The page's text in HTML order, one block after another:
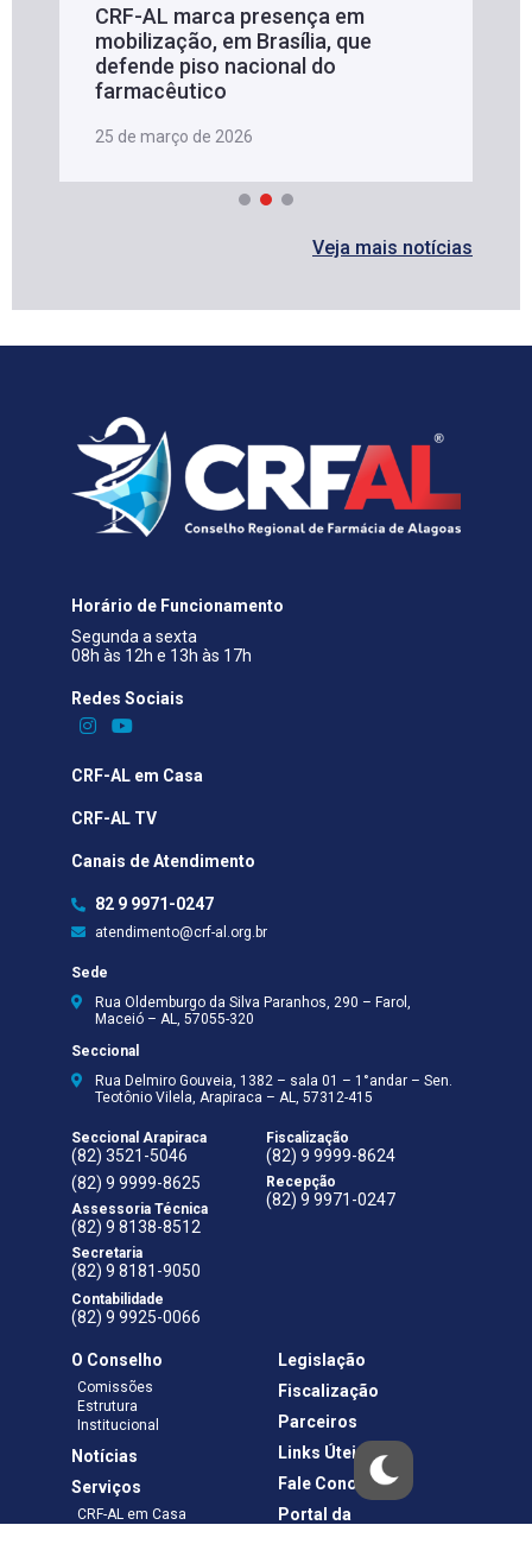
CRF-AL marca presença em
mobilização, em Brasília, que
defende piso nacional do
farmacêutico
25 de março de 2026
Veja mais notícias
Horário de Funcionamento
Segunda a sexta
08h às 12h e 13h às 17h
Redes Sociais​
CRF-AL em Casa
CRF-AL TV
Canais de Atendimento
82 9 9971-0247
atendimento@crf-al.org.br
Sede
Rua Oldemburgo da Silva Paranhos, 290 – Farol,
Maceió – AL, 57055-320
Seccional
Rua Delmiro Gouveia, 1382 – sala 01 – 1°andar – Sen.
Teotônio Vilela, Arapiraca – AL, 57312-415
Seccional Arapiraca
(82) 3521-5046
(82) 9 9999-8625
Assessoria Técnica
(82) 9 8138-8512
Secretaria
(82) 9 8181-9050
Contabilidade
(82) 9 9925-0066
Fiscalização
(82) 9 9999-8624
Recepção
(82) 9 9971-0247
O Conselho
Comissões
Estrutura
Institucional
Notícias
Serviços
CRF-AL em Casa
Legislação
Fiscalização
Parceiros
Links Úteis
Fale Conosco
Portal da